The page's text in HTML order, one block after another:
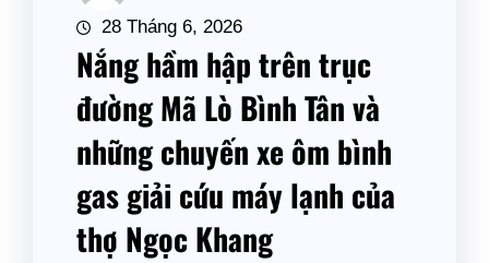
28 Tháng 6, 2026
Nắng hầm hập trên trục
đường Mã Lò Bình Tân và
những chuyến xe ôm bình
gas giải cứu máy lạnh của
thợ Ngọc Khang